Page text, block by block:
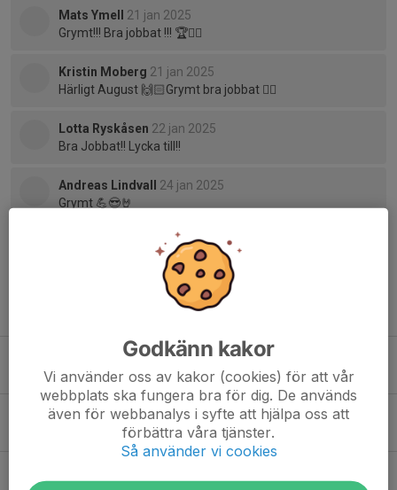
Mats Ymell 21 jan 2025
Grymt!!! Bra jobbat !!! 🏆👍🏻
Kristin Moberg 21 jan 2025
Härligt August 🙌🏻Grymt bra jobbat 👌🏻
Lotta Ryskåsen 22 jan 2025
Bra Jobbat!! Lycka till!!
Andreas Lindvall 24 jan 2025
Grymt 💪😎🤘
Brothers of Metal Open Air – 22 augusti
20 jul, 08:32 0
RM Uttagen
23 mar, 08:03 9
Godkänn kakor
Vi använder oss av kakor (cookies) för att vår
webbplats ska fungera bra för dig. De används
även för webbanalys i syfte att hjälpa oss att
förbättra våra tjänster.
Så använder vi cookies